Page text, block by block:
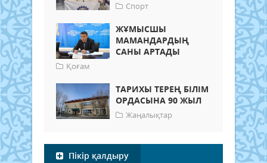
Спорт
ЖҰМЫСШЫ
МАМАНДАРДЫҢ
САНЫ АРТАДЫ
Қоғам
ТАРИХЫ ТЕРЕҢ БІЛІМ
ОРДАСЫНА 90 ЖЫЛ
Жаңалықтар
Пікір қалдыру